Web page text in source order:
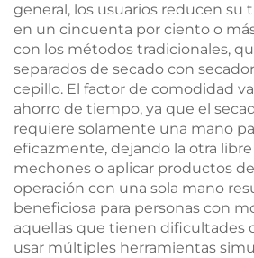
general, los usuarios reducen su
en un cincuenta por ciento o
con los métodos tradicionales,
separados de secado con
cepillo. El factor de comodidad
ahorro de tiempo, ya que el
requiere solamente una mano
eficazmente, dejando la otra libre
mechones o aplicar productos
operación con una sola mano
beneficiosa para personas con
aquellas que tienen dificultades
usar múltiples herramientas